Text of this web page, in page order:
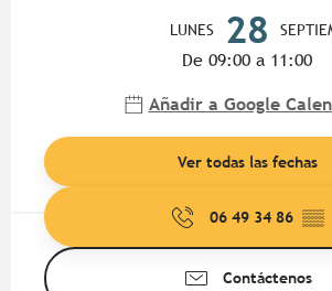
LUNES 28
De 09:00 a 11:00
Añadir a Google
Ver todas las fechas
06 49 34 86 ▒▒
Contáctenos